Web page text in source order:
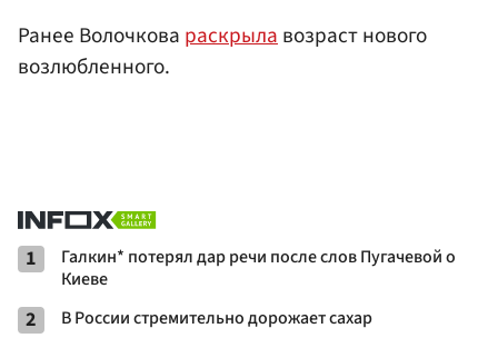
Ранее Волочкова раскрылавозраст нового
возлюбленного.
1
Галкин* потерял дар речи после слов Пугачевой о
Киеве
2 В России стремительно дорожает сахар